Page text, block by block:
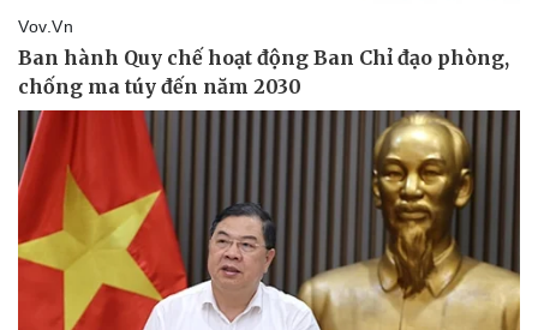
eSports
Hậu trường